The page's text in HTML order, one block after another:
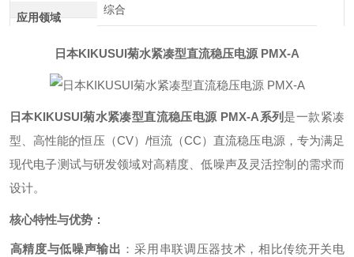
应用领域
综合
日本KIKUSUI菊水紧凑型直流稳压电源 PMX-A
日本KIKUSUI菊水紧凑型直流稳压电源 PMX-A系列 是一款紧凑
型、高性能的恒压（CV）/恒流（CC）直流稳压电源，专为满足
现代电子测试与研发领域对高精度、低噪声及灵活控制的需求而
设计。
核心特性与优势 ‌：
高精度与低噪声输出 ‌：采用串联调压器技术，相比传统开关电